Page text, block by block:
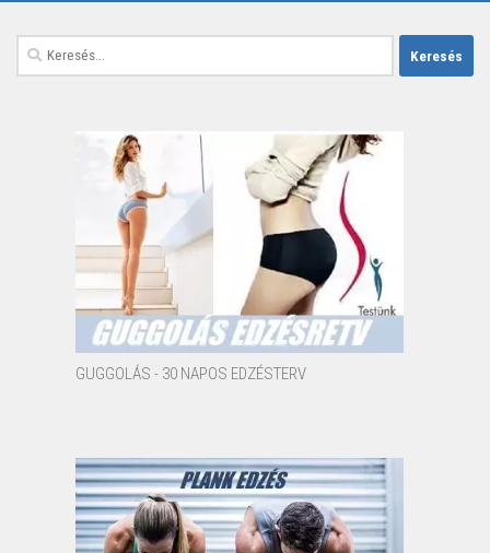
Keresés:
GUGGOLÁS - 30 NAPOS EDZÉSTERV